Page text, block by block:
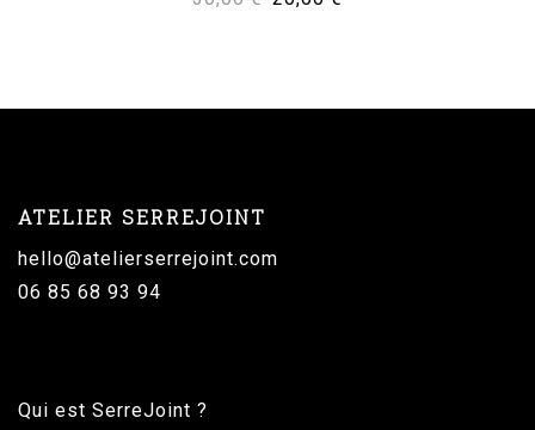
ATELIER SERREJOINT
hello@atelierserrejoint.com
06 85 68 93 94
Qui est SerreJoint ?